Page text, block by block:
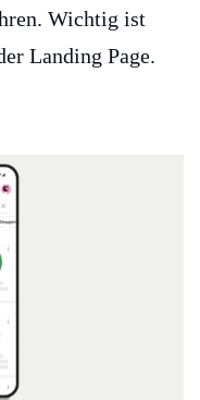
Wichtig ist
Landing Page.